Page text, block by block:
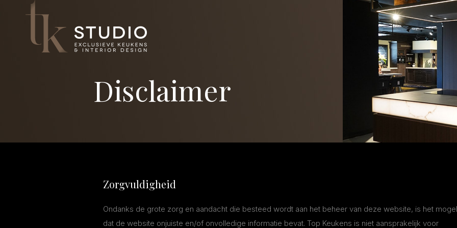
Disclaimer
Zorgvuldigheid
Ondanks de grote zorg en aandacht die besteed wordt aan het beheer van deze website, is het
dat de website onjuiste en/of onvolledige informatie bevat. Top Keukens is niet aansprakelijk voor